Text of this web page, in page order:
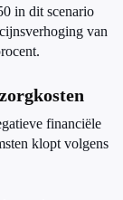
in dit scenario
van
financiële
klopt volgens